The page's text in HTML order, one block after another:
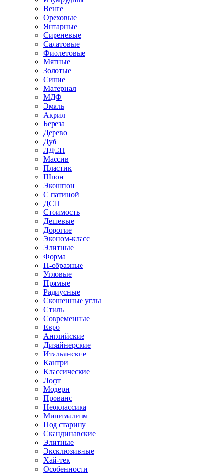
Венге
Ореховые
Янтарные
Сиреневые
Салатовые
Фиолетовые
Мятные
Золотые
Синие
Материал
МДФ
Эмаль
Акрил
Береза
Дерево
Дуб
ЛДСП
Массив
Пластик
Шпон
Экошпон
С патиной
ДСП
Стоимость
Дешевые
Дорогие
Эконом-класс
Элитные
Форма
П-образные
Угловые
Прямые
Радиусные
Скошенные углы
Стиль
Современные
Евро
Английские
Дизайнерские
Итальянские
Кантри
Классические
Лофт
Модерн
Прованс
Неоклассика
Минимализм
Под старину
Скандинавские
Элитные
Эксклюзивные
Хай-тек
Особенности